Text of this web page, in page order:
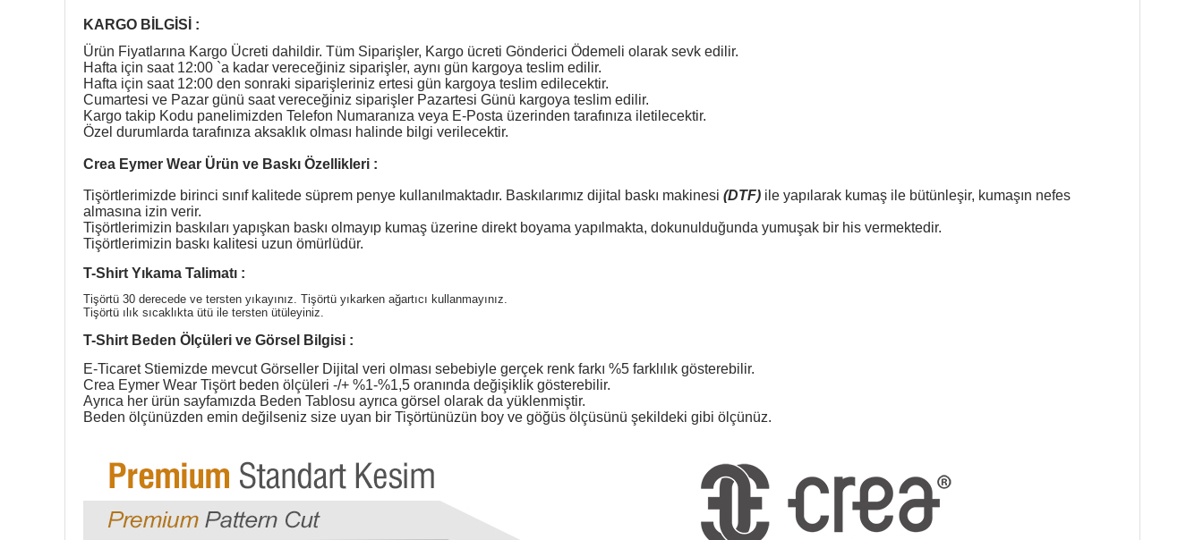
KARGO BİLGİSİ :
Ürün Fiyatlarına Kargo Ücreti dahildir. Tüm Siparişler, Kargo ücreti Gönderici Ödemeli olarak sevk edilir.
Hafta için saat 12:00 `a kadar vereceğiniz siparişler, aynı gün kargoya teslim edilir.
Hafta için saat 12:00 den sonraki siparişleriniz ertesi gün kargoya teslim edilecektir.
Cumartesi ve Pazar günü saat vereceğiniz siparişler Pazartesi Günü kargoya teslim edilir.
Kargo takip Kodu panelimizden Telefon Numaranıza veya E-Posta üzerinden tarafınıza iletilecektir.
Özel durumlarda tarafınıza aksaklık olması halinde bilgi verilecektir.
Crea Eymer Wear Ürün ve Baskı Özellikleri :
Tişörtlerimizde birinci sınıf kalitede süprem penye kullanılmaktadır. Baskılarımız dijital baskı makinesi (DTF) ile yapılarak kumaş ile bütünleşir, kumaşın nefes
almasına izin verir.
Tişörtlerimizin baskıları yapışkan baskı olmayıp kumaş üzerine direkt boyama yapılmakta, dokunulduğunda yumuşak bir his vermektedir.
Tişörtlerimizin baskı kalitesi uzun ömürlüdür.
T-Shirt Yıkama Talimatı :
Tişörtü 30 derecede ve tersten yıkayınız. Tişörtü yıkarken ağartıcı kullanmayınız.
Tişörtü ılık sıcaklıkta ütü ile tersten ütüleyiniz.
T-Shirt Beden Ölçüleri ve Görsel Bilgisi :
E-Ticaret Stiemizde mevcut Görseller Dijital veri olması sebebiyle gerçek renk farkı %5 farklılık gösterebilir.
Crea Eymer Wear Tişört beden ölçüleri -/+ %1-%1,5 oranında değişiklik gösterebilir.
Ayrıca her ürün sayfamızda Beden Tablosu ayrıca görsel olarak da yüklenmiştir.
Beden ölçünüzden emin değilseniz size uyan bir Tişörtünüzün boy ve göğüs ölçüsünü şekildeki gibi ölçünüz.